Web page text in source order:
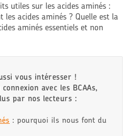
utiles sur les acides aminés :
les acides aminés ? Quelle est la
aminés essentiels et non
vous intéresser !
avec les BCAAs,
par nos lecteurs :
: pourquoi ils nous font du